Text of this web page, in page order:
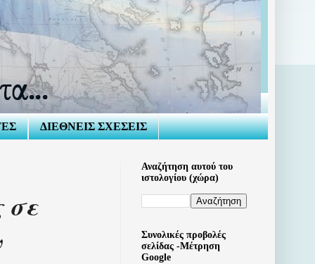
ΔΙΕΘΝΕΙΣ ΣΧΕΣΕΙΣ
σε
Αναζήτηση αυτού του
ιστολογίου (χώρα)
Συνολικές προβολές
σελίδας -Μέτρηση
Google